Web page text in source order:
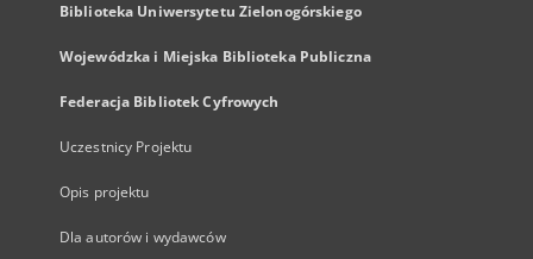
Biblioteka Uniwersytetu Zielonogórskiego
Wojewódzka i Miejska Biblioteka Publiczna
Federacja Bibliotek Cyfrowych
Uczestnicy Projektu
Opis projektu
Dla autorów i wydawców